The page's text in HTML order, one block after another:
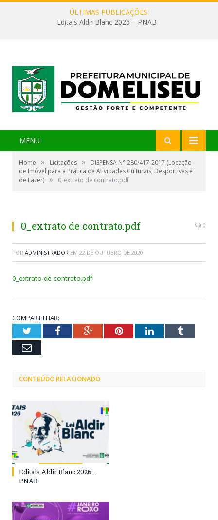
ÚLTIMAS PUBLICAÇÕES:
Editais Aldir Blanc 2026 – PNAB
MENU
Home » Licitações »
DISPENSA N° 280/417-2017 (Locação
de Imóvel para a Prática de Atividades Culturais, Desportivas e
de Lazer) » 0_extrato de contrato.pdf
0_extrato de contrato.pdf 0
POR ADMINISTRADOR EM 22 DE OUTUBRO DE 2020
0_extrato de contrato.pdf
COMPARTILHAR:
TwitterFacebookGoogle+PinterestLinkedInTumblr
Email
CONTEÚDO RELACIONADO
Editais Aldir Blanc 2026 –
PNAB